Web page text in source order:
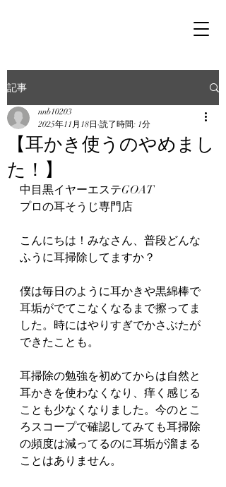
記事
【耳かき使うのやめまし
た！】
nnb10203
2025年11月18日 読了時間: 1分
中目黒イヤーエステGOAT
プロの耳そうじ専門店
こんにちは！みなさん、普段どんな
ふうに耳掃除してますか？
僕は毎日のように耳かきや黒綿棒で
耳垢がでてこなくなるまで擦ってま
した。時にはやりすぎでかさぶたが
できたことも。
耳掃除の勉強を初めてからは自然と
耳かきを使わなくなり、痒く感じる
ことも少なくなりました。今のとこ
ろスコープで確認してみても耳掃除
の頻度は減ってるのに耳垢が溜まる
ことはありません。